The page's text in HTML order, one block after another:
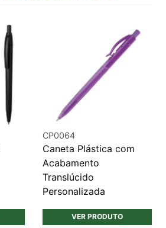
CP0064
Caneta Plástica com
Acabamento
Translúcido
Personalizada
VER PRODUTO